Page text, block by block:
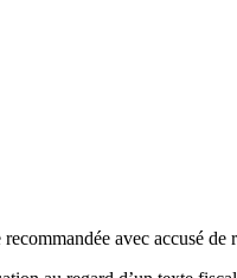
avec accusé de